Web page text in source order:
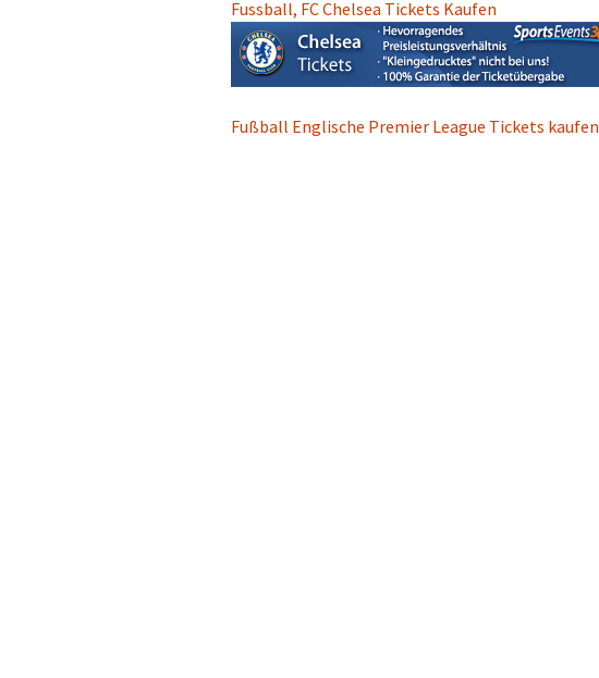
Fussball, FC Chelsea Tickets Kaufen
Fußball Englische Premier League Tickets kaufen